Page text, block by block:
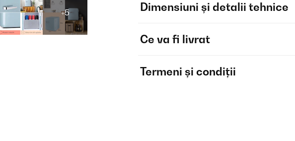
+5 Dimensiuni și detalii tehnice
Ce va fi livrat
Termeni și condiții